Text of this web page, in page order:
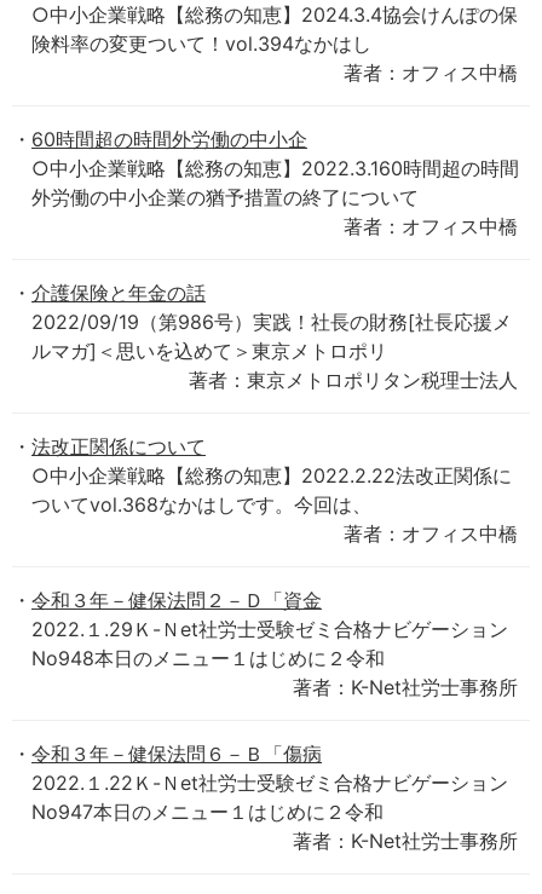
○中小企業戦略【総務の知恵】2024.3.4協会けんぽの保
険料率の変更ついて！vol.394なかはし
著者：オフィス中橋
60時間超の時間外労働の中小企
○中小企業戦略【総務の知恵】2022.3.160時間超の時間
外労働の中小企業の猶予措置の終了について
著者：オフィス中橋
介護保険と年金の話
2022/09/19（第986号）実践！社長の財務[社長応援メ
ルマガ]＜思いを込めて＞東京メトロポリ
著者：東京メトロポリタン税理士法人
法改正関係について
○中小企業戦略【総務の知恵】2022.2.22法改正関係に
ついてvol.368なかはしです。今回は、
著者：オフィス中橋
令和３年－健保法問２－Ｄ「資金
2022.１.29Ｋ-Ｎet社労士受験ゼミ合格ナビゲーション
No948本日のメニュー１はじめに２令和
著者：K-Net社労士事務所
令和３年－健保法問６－Ｂ「傷病
2022.１.22Ｋ-Ｎet社労士受験ゼミ合格ナビゲーション
No947本日のメニュー１はじめに２令和
著者：K-Net社労士事務所